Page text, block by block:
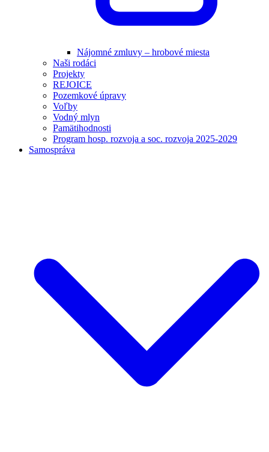
Nájomné zmluvy – hrobové miesta
Naši rodáci
Projekty
REJOICE
Pozemkové úpravy
Voľby
Vodný mlyn
Pamätihodnosti
Program hosp. rozvoja a soc. rozvoja 2025-2029
Samospráva